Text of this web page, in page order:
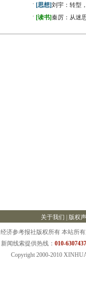
· [思想]刘宇：转型
· [读书]秦厉：从迷
关于我们 版权
经济参考报社版权所有 本站所
新闻线索提供热线： 010-
Copyright 2000-2010